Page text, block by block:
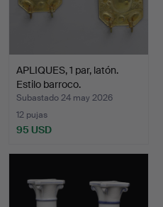
APLIQUES, 1 par, latón.
Estilo barroco.
Subastado 24 may 2026
12 pujas
95 USD